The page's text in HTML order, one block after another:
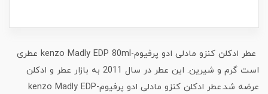
عطر ادکلن کنزو مادلی ادو پرفیوم-kenzo Madly EDP 80ml عطری
است گرم و شیرین. این عطر در سال 2011 به بازار عطر و ادکلن
عرضه شد.عطر ادکلن کنزو مادلی ادو پرفیوم-kenzo Madly EDP